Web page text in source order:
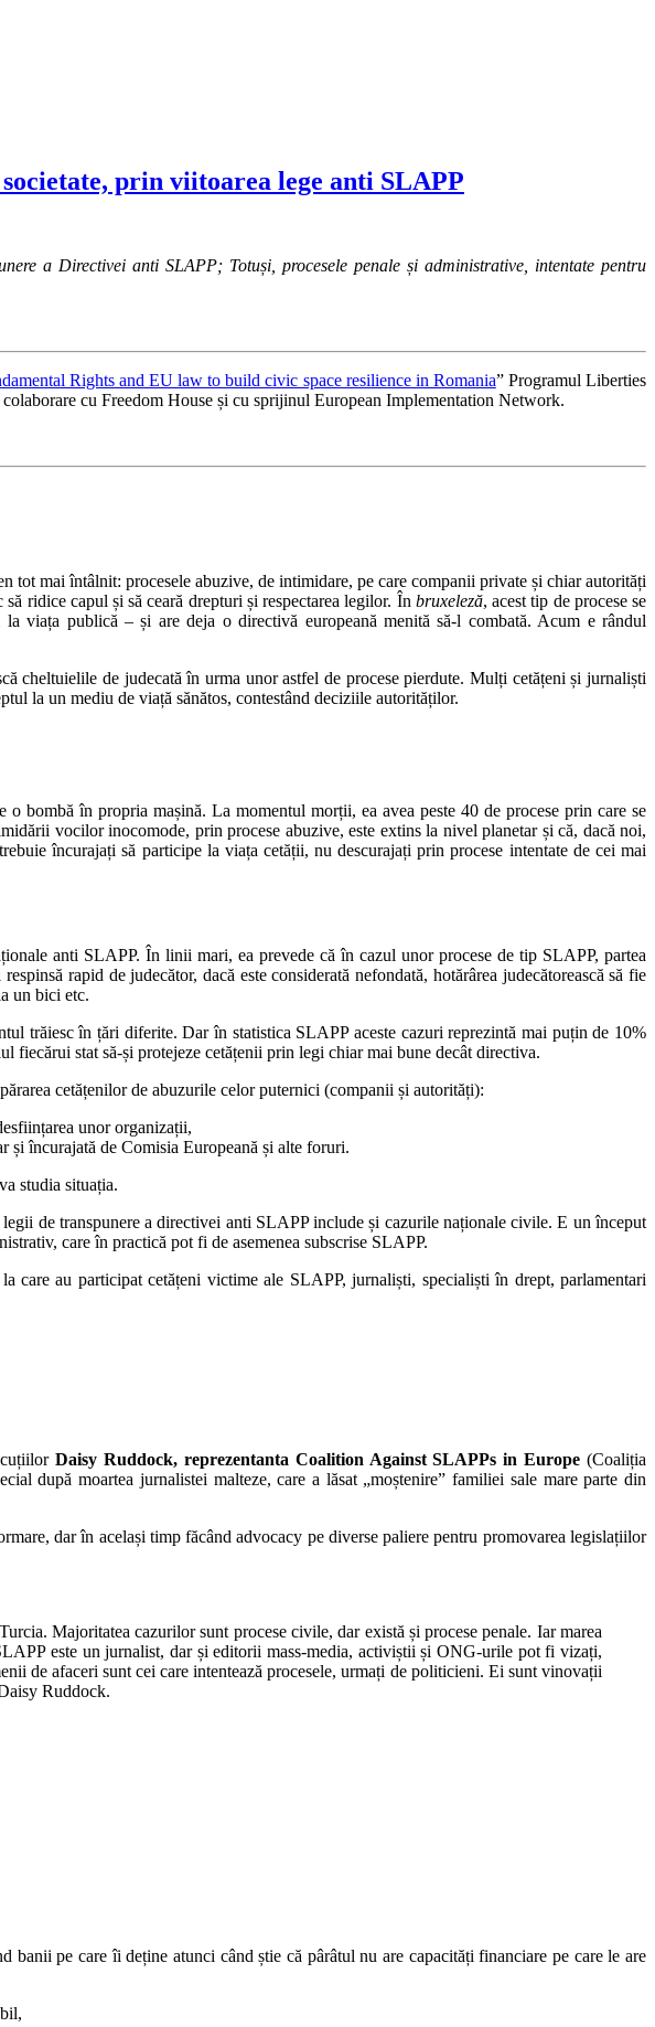
prin viitoarea lege anti SLAPP
a Directivei anti SLAPP; Totuși, procesele penale și administrative, intentate pentru
Rights and EU law to build civic space resilience in Romania” Programul Liberties
cu Freedom House și cu sprijinul European Implementation Network.
tot mai întâlnit: procesele abuzive, de intimidare, pe care companii private și chiar autorități
ridice capul și să ceară drepturi și respectarea legilor. În bruxeleză, acest tip de procese se
viața publică – și are deja o directivă europeană menită să-l combată. Acum e rândul
cheltuielile de judecată în urma unor astfel de procese pierdute. Mulți cetățeni și jurnaliști
la un mediu de viață sănătos, contestând deciziile autorităților.
bombă în propria mașină. La momentul morții, ea avea peste 40 de procese prin care se
vocilor inocomode, prin procese abuzive, este extins la nivel planetar și că, dacă noi,
încurajați să participe la viața cetății, nu descurajați prin procese intentate de cei mai
anti SLAPP. În linii mari, ea prevede că în cazul unor procese de tip SLAPP, partea
rapid de judecător, dacă este considerată nefondată, hotărârea judecătorească să fie
un bici etc.
trăiesc în țări diferite. Dar în statistica SLAPP aceste cazuri reprezintă mai puțin de 10%
fiecărui stat să-și protejeze cetățenii prin legi chiar mai bune decât directiva.
cetățenilor de abuzurile celor puternici (companii și autorități):
unor organizații,
și încurajată de Comisia Europeană și alte foruri.
studia situația.
de transpunere a directivei anti SLAPP include și cazurile naționale civile. E un început
care în practică pot fi de asemenea subscrise SLAPP.
au participat cetățeni victime ale SLAPP, jurnaliști, specialiști în drept, parlamentari
Daisy Ruddock, reprezentanta Coalition Against SLAPPs in Europe (Coaliția
după moartea jurnalistei malteze, care a lăsat „moștenire” familiei sale mare parte din
dar în același timp făcând advocacy pe diverse paliere pentru promovarea legislațiilor
Majoritatea cazurilor sunt procese civile, dar există și procese penale. Iar marea
este un jurnalist, dar și editorii mass-media, activiștii și ONG-urile pot fi vizați,
de afaceri sunt cei care intentează procesele, urmați de politicieni. Ei sunt vinovații
Ruddock.
pe care îi deține atunci când știe că pârâtul nu are capacități financiare pe care le are